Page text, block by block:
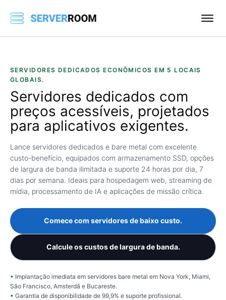
SERVIDORES DEDICADOS ECONÔMICOS EM 5 LOCAIS
GLOBAIS.
Servidores dedicados com
preços acessíveis, projetados
para aplicativos exigentes.
Lance servidores dedicados e bare metal com excelente
custo-benefício, equipados com armazenamento SSD, opções
de largura de banda ilimitada e suporte 24 horas por dia, 7
dias por semana. Ideais para hospedagem web, streaming de
mídia, processamento de IA e aplicações de missão crítica.
Comece com servidores de baixo custo.
Calcule os custos de largura de banda.
Implantação imediata em servidores bare metal em Nova York, Miami,
São Francisco, Amsterdã e Bucareste.
Garantia de disponibilidade de 99,9% e suporte profissional.